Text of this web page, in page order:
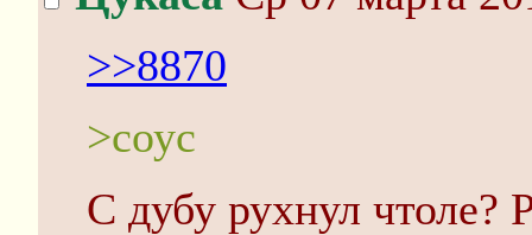
>>8870
>соус
С дубу рухнул